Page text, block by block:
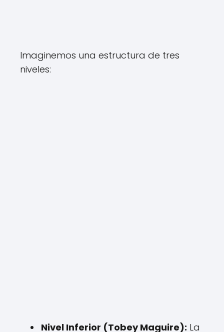
Imaginemos una estructura de tres
niveles:
Nivel Inferior (Tobey Maguire): La